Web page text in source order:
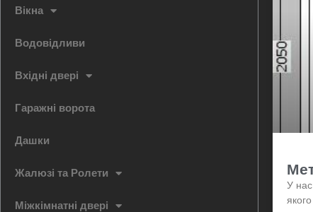
Вікна
Водовідливи
Вхідні двері
Гаражні ворота
Дашки
Жалюзі та Ролети
Міжкімнатні двері
У
якого